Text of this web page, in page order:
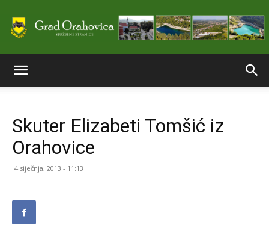
stranice
Skuter Elizabeti Tomšić iz
Orahovice
4 siječnja, 2013 - 11:13